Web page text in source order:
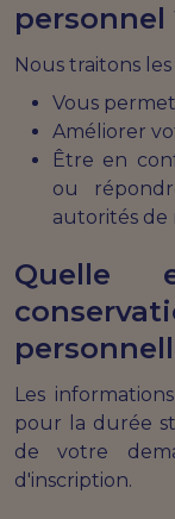
personnel
Nous traitons
Vous
Améliorer
Être en
ou
autorités de
Quelle
Les
pour la durée
de votre
d'inscription.